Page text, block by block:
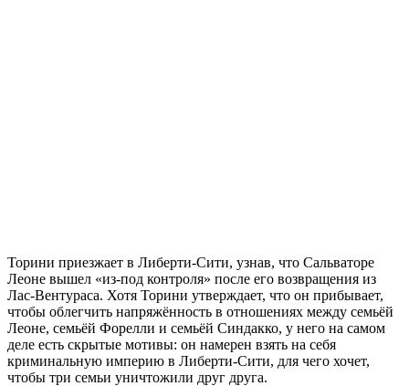
Торини приезжает в Либерти-Сити, узнав, что Сальваторе
Леоне вышел «из-под контроля» после его возвращения из
Лас-Вентураса. Хотя Торини утверждает, что он прибывает,
чтобы облегчить напряжённость в отношениях между семьёй
Леоне, семьёй Форелли и семьёй Синдакко, у него на самом
деле есть скрытые мотивы: он намерен взять на себя
криминальную империю в Либерти-Сити, для чего хочет,
чтобы три семьи уничтожили друг друга.